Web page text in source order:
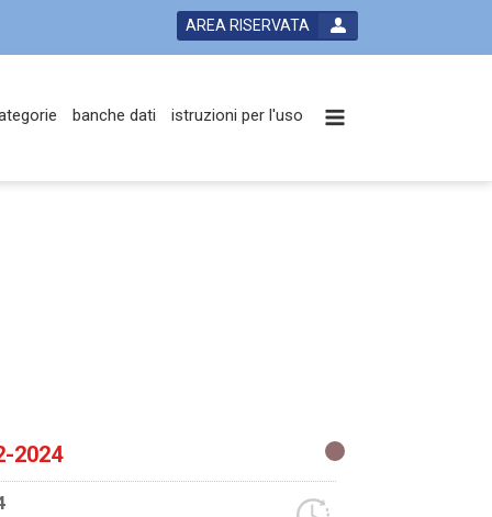
AREA RISERVATA
banche dati istruzioni per l'uso
2024